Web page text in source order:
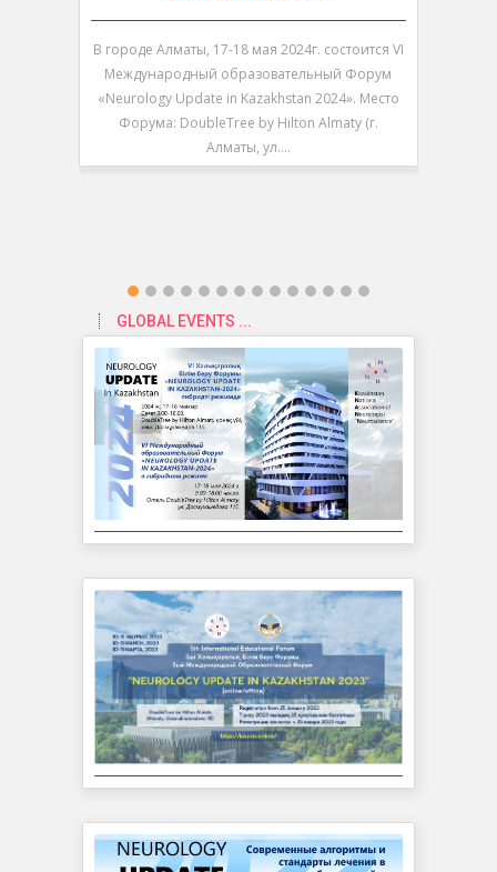
В городе Алматы, 17-18 мая 2024г. состоится VI
Международный образовательный Форум
«Neurology Update in Kazakhstan 2024». Место
Форума: DoubleTree by Hilton Almaty (г.
Алматы, ул.…
GLOBAL EVENTS ...